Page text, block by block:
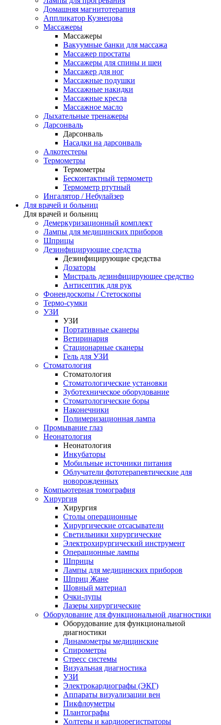
Домашняя магнитотерапия
Аппликатор Кузнецова
Массажеры
Массажеры
Вакуумные банки для массажа
Массажер простаты
Массажеры для спины и шеи
Массажер для ног
Массажные подушки
Массажные накидки
Массажные кресла
Массажное масло
Дыхательные тренажеры
Дарсонваль
Дарсонваль
Насадки на дарсонваль
Алкотестеры
Термометры
Термометры
Бесконтактный термометр
Термометр ртутный
Ингалятор / Небулайзер
Для врачей и больниц
Для врачей и больниц
Демеркуризационный комплект
Лампы для медицинских приборов
Шприцы
Дезинфицирующие средства
Дезинфицирующие средства
Дозаторы
Мистраль дезинфицирующее средство
Антисептик для рук
Фонендоскопы / Стетоскопы
Термо-сумки
УЗИ
УЗИ
Портативные сканеры
Ветиринария
Стационарные сканеры
Гель для УЗИ
Стоматология
Стоматология
Стоматологические установки
Зуботехническое оборудование
Стоматологические боры
Наконечники
Полимеризационная лампа
Промывание глаз
Неонатология
Неонатология
Инкубаторы
Мобильные источники питания
Облучатели фототерапевтические для
новорожденных
Компьютерная томография
Хирургия
Хирургия
Столы операционные
Хирургические отсасыватели
Светильники хирургические
Электрохирургический инструмент
Операционные лампы
Шприцы
Лампы для медицинских приборов
Шприц Жане
Шовный материал
Очки-лупы
Лазеры хирургические
Оборудование для функциональной диагностики
Оборудование для функциональной
диагностики
Динамометры медицинские
Спирометры
Стресс системы
Визуальная диагностика
УЗИ
Электрокардиографы (ЭКГ)
Аппараты визуализации вен
Пикфлоуметры
Плантографы
Холтеры и кардиорегистраторы